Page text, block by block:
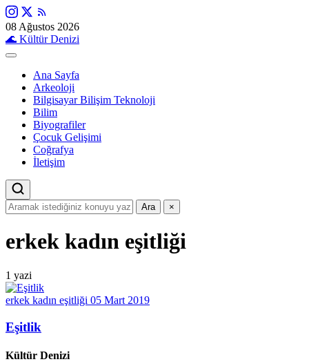
08 Ağustos 2026
🌊 Kültür Denizi
Ana Sayfa
Arkeoloji
Bilgisayar Bilişim Teknoloji
Bilim
Biyografiler
Çocuk Gelişimi
Coğrafya
İletişim
Ara ×
erkek kadın eşitliği
1 yazi
erkek kadın eşitliği 05 Mart 2019
Eşitlik
Kültür Denizi